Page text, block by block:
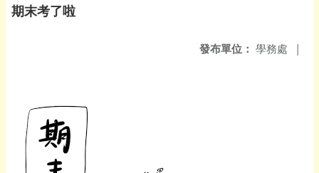
期末考了啦
發布單位： 學務處 |